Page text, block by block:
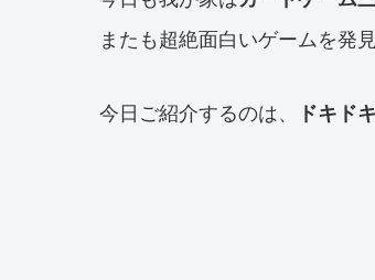
またも超絶面白いゲームを発
今日ご紹介するのは、 ドキド